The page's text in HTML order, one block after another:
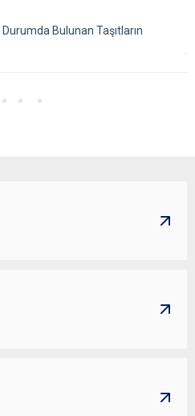
Bulunan Taşıtların